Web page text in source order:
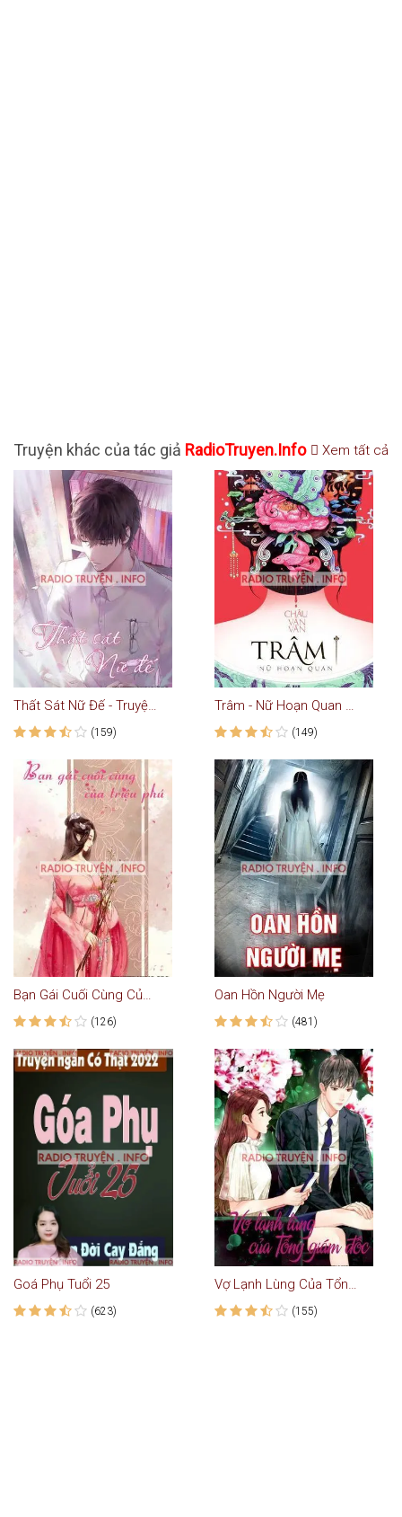
Truyện khác của tác giả RadioTruyen.Info Xem tất cả
Thất Sát Nữ Đế - Truyện Ngôn Tình
(159)
Trâm - Nữ Hoạn Quan truyện ngôn tình trinh thám
(149)
Bạn Gái Cuối Cùng Của Triệu Phú - Truyện Ngôn Tình
(126)
Oan Hồn Người Mẹ
(481)
Goá Phụ Tuổi 25
(623)
Vợ Lạnh Lùng Của Tổng Giám Đốc - Truyện Ngôn Tình
(155)